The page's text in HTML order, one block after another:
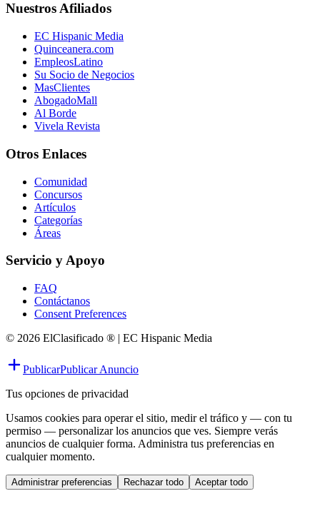
Nuestros Afiliados
EC Hispanic Media
Quinceanera.com
EmpleosLatino
Su Socio de Negocios
MasClientes
AbogadoMall
Al Borde
Vivela Revista
Otros Enlaces
Comunidad
Concursos
Artículos
Categorías
Áreas
Servicio y Apoyo
FAQ
Contáctanos
Consent Preferences
© 2026 ElClasificado ® | EC Hispanic Media
PublicarPublicar Anuncio
Tus opciones de privacidad
Usamos cookies para operar el sitio, medir el tráfico y — con tu
permiso — personalizar los anuncios que ves. Siempre verás
anuncios de cualquier forma. Administra tus preferencias en
cualquier momento.
Administrar preferencias Rechazar todo Aceptar todo